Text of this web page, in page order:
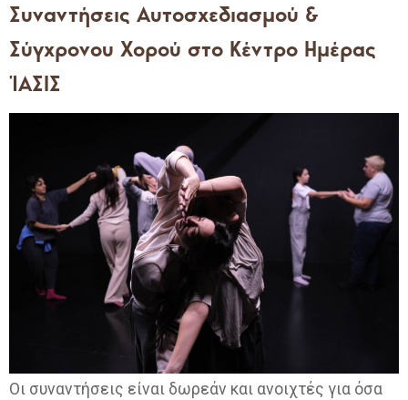
Συναντήσεις Αυτοσχεδιασμού &
Σύγχρονου Χορού στο Κέντρο Ημέρας
ΊΑΣΙΣ
Οι συναντήσεις είναι δωρεάν και ανοιχτές για όσα